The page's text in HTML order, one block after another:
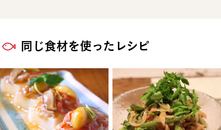
同じ食材を使ったレシピ